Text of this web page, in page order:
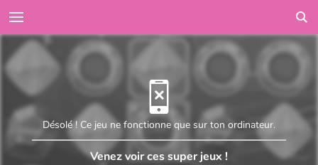
Désolé ! Ce jeu ne fonctionne que sur ton ordinateur.
Venez voir ces super jeux !